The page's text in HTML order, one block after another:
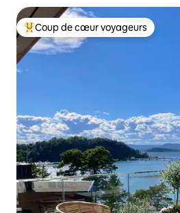
Coups de cœur voyageurs les plus
Coup de cœur voyageurs